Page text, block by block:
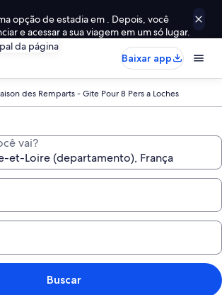
opção de estadia em . Depois, você
e acessar a sua viagem em um só lugar.
da página
Baixar app
des Remparts - Gite Pour 8 Pers a Loches
vai?
Buscar